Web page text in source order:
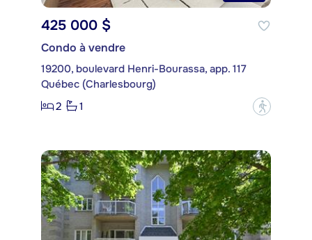
425 000 $
Condo à vendre
19200, boulevard Henri-Bourassa, app. 117
Québec (Charlesbourg)
2
1 ?